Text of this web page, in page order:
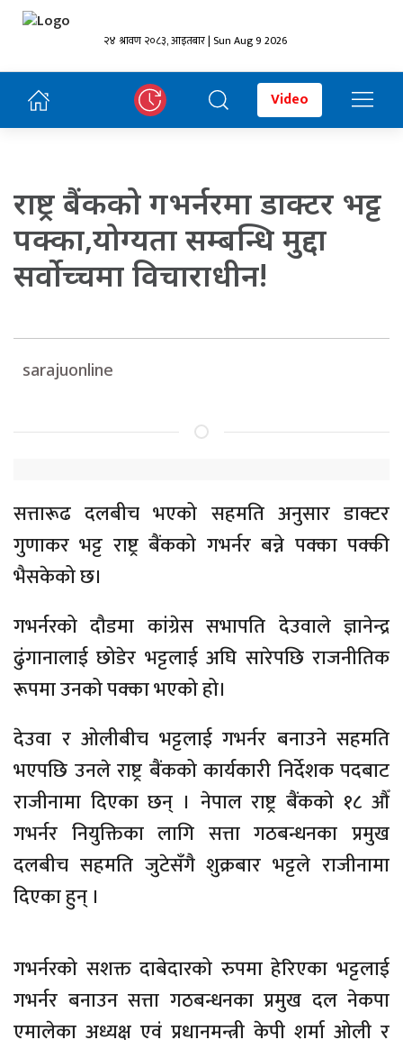
२४ श्रावण २०८३, आइतबार | Sun Aug 9 2026
Video
राष्ट्र बैंकको गभर्नरमा डाक्टर भट्ट
पक्का,योग्यता सम्बन्धि मुद्दा
सर्वोच्चमा विचाराधीन!
sarajuonline
सत्तारूढ दलबीच भएको सहमति अनुसार डाक्टर
गुणाकर भट्ट राष्ट्र बैंकको गभर्नर बन्ने पक्का पक्की
भैसकेको छ।
गभर्नरको दौडमा कांग्रेस सभापति देउवाले ज्ञानेन्द्र
ढुंगानालाई छोडेर भट्टलाई अघि सारेपछि राजनीतिक
रूपमा उनको पक्का भएको हो।
देउवा र ओलीबीच भट्टलाई गभर्नर बनाउने सहमति
भएपछि उनले राष्ट्र बैंकको कार्यकारी निर्देशक पदबाट
राजीनामा दिएका छन् । नेपाल राष्ट्र बैंकको १८ औँ
गभर्नर नियुक्तिका लागि सत्ता गठबन्धनका प्रमुख
दलबीच सहमति जुटेसँगै शुक्रबार भट्टले राजीनामा
दिएका हुन् ।
गभर्नरको सशक्त दाबेदारको रुपमा हेरिएका भट्टलाई
गभर्नर बनाउन सत्ता गठबन्धनका प्रमुख दल नेकपा
एमालेका अध्यक्ष एवं प्रधानमन्त्री केपी शर्मा ओली र